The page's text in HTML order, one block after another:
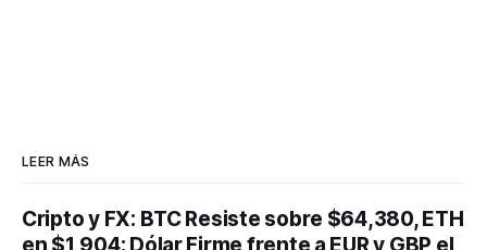
LEER MÁS
Cripto y FX: BTC Resiste sobre $64,380, ETH